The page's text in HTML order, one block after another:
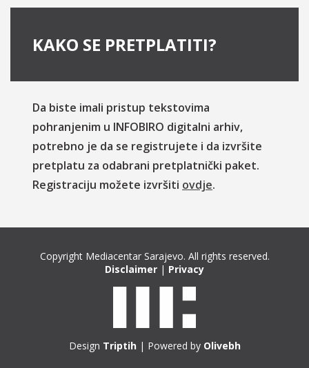
KAKO SE PRETPLATITI?
Da biste imali pristup tekstovima
pohranjenim u INFOBIRO digitalni arhiv,
potrebno je da se registrujete i da izvršite
pretplatu za odabrani pretplatnički paket.
Registraciju možete izvršiti ovdje.
Copyright Mediacentar Sarajevo. All rights reserved.
Disclaimer | Privacy
Design Triptih| Powered by Olivebh